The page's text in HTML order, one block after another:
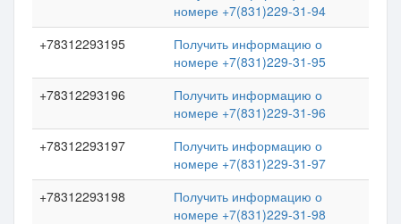
номере +7(831)229-31-94
+78312293195
Получить информацию о
номере +7(831)229-31-95
+78312293196
Получить информацию о
номере +7(831)229-31-96
+78312293197
Получить информацию о
номере +7(831)229-31-97
+78312293198
Получить информацию о
номере +7(831)229-31-98